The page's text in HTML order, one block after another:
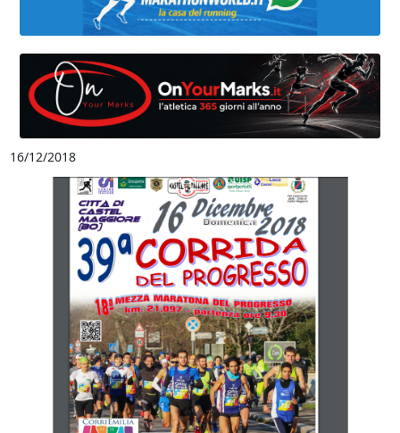
16/12/2018